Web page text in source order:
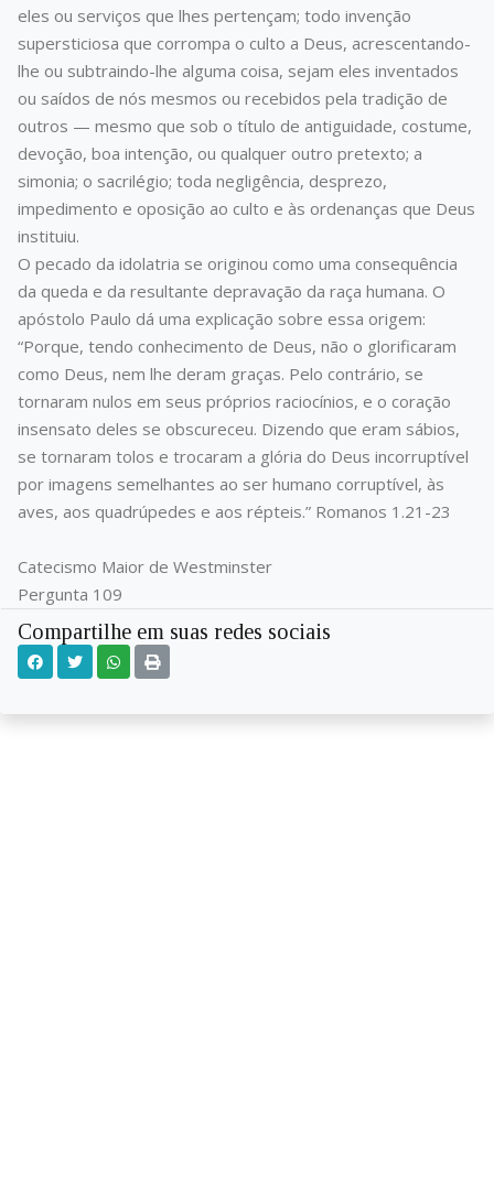
eles ou serviços que lhes pertençam; todo invenção
supersticiosa que corrompa o culto a Deus, acrescentando-
lhe ou subtraindo-lhe alguma coisa, sejam eles inventados
ou saídos de nós mesmos ou recebidos pela tradição de
outros — mesmo que sob o título de antiguidade, costume,
devoção, boa intenção, ou qualquer outro pretexto; a
simonia; o sacrilégio; toda negligência, desprezo,
impedimento e oposição ao culto e às ordenanças que Deus
instituiu.
O pecado da idolatria se originou como uma consequência
da queda e da resultante depravação da raça humana. O
apóstolo Paulo dá uma explicação sobre essa origem:
“Porque, tendo conhecimento de Deus, não o glorificaram
como Deus, nem lhe deram graças. Pelo contrário, se
tornaram nulos em seus próprios raciocínios, e o coração
insensato deles se obscureceu. Dizendo que eram sábios,
se tornaram tolos e trocaram a glória do Deus incorruptível
por imagens semelhantes ao ser humano corruptível, às
aves, aos quadrúpedes e aos répteis.” Romanos 1.21-23
Catecismo Maior de Westminster
Pergunta 109
Compartilhe em suas redes sociais